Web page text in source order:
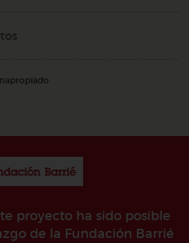
proyecto ha sido posible
de la Fundación Barrié